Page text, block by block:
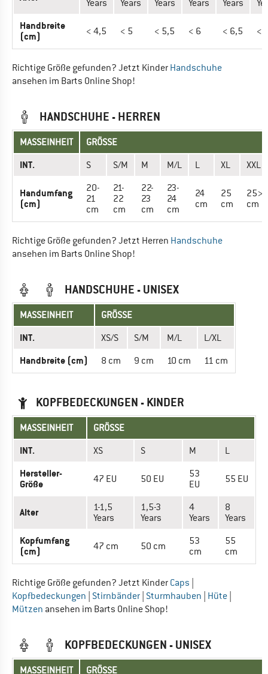
Years Years Years Years Years
Handbreite
(cm)
< 4,5 < 5 < 5,5 < 6 < 6,5 <
Richtige Größe gefunden? Jetzt Kinder Handschuhe
ansehen im Barts Online Shop!
HANDSCHUHE - HERREN
MASSEINHEIT GRÖSSE
INT. S S/M M M/L L XL XXL
Handumfang
(cm)
20-
21
cm
21-
22
cm
22-
23
cm
23-
24
cm
24
cm
25
cm
25>
cm
Richtige Größe gefunden? Jetzt Herren Handschuhe
ansehen im Barts Online Shop!
HANDSCHUHE - UNISEX
MASSEINHEIT GRÖSSE
INT. XS/S S/M M/L L/XL
Handbreite (cm) 8 cm 9 cm 10 cm 11 cm
KOPFBEDECKUNGEN - KINDER
MASSEINHEIT GRÖSSE
INT. XS S M L
Hersteller-
Größe
47 EU 50 EU
53
EU
55 EU
Alter
1-1,5
Years
1,5-3
Years
4
Years
8
Years
Kopfumfang
(cm)
47 cm 50 cm
53
cm
55
cm
Richtige Größe gefunden? Jetzt Kinder Caps
Kopfbedeckungen Stirnbänder Sturmhauben Hüte
Mützen ansehen im Barts Online Shop!
KOPFBEDECKUNGEN - UNISEX
MASSEINHEIT GRÖSSE